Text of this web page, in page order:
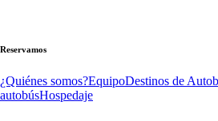
Reservamos
¿Quiénes somos?EquipoDestinos de
autobúsHospedaje